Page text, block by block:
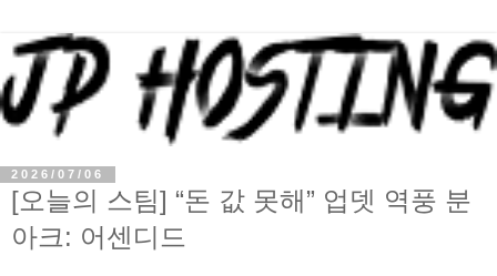
2026/07/06
[오늘의 스팀] “돈 값 못해” 업뎃 역풍 분
아크: 어센디드